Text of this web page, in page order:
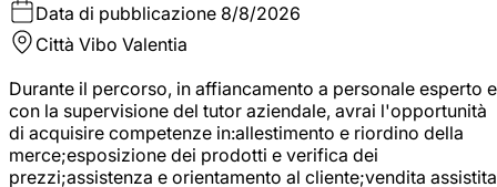
Data di pubblicazione 8/8/2026
Città Vibo Valentia
Durante il percorso, in affiancamento a personale esperto e
con la supervisione del tutor aziendale, avrai l'opportunità
di acquisire competenze in:allestimento e riordino della
merce;esposizione dei prodotti e verifica dei
prezzi;assistenza e orientamento al cliente;vendita assistita